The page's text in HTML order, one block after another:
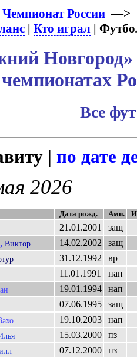
России —>
|Кто играл |
чемпионатах
Все
|по дате
2026
Дата рожд. Амп.
21.01.2001
защ
, Виктор 14.02.2002
защ
31.12.1992
вр
11.01.1991
нап
19.01.1994
нап
07.06.1995
защ
19.10.2003
нап
15.03.2000
пз
07.12.2000
пз